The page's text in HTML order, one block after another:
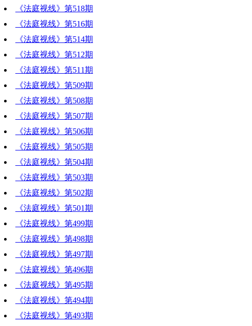
《法庭视线》第518期
《法庭视线》第516期
《法庭视线》第514期
《法庭视线》第512期
《法庭视线》第511期
《法庭视线》第509期
《法庭视线》第508期
《法庭视线》第507期
《法庭视线》第506期
《法庭视线》第505期
《法庭视线》第504期
《法庭视线》第503期
《法庭视线》第502期
《法庭视线》第501期
《法庭视线》第499期
《法庭视线》第498期
《法庭视线》第497期
《法庭视线》第496期
《法庭视线》第495期
《法庭视线》第494期
《法庭视线》第493期